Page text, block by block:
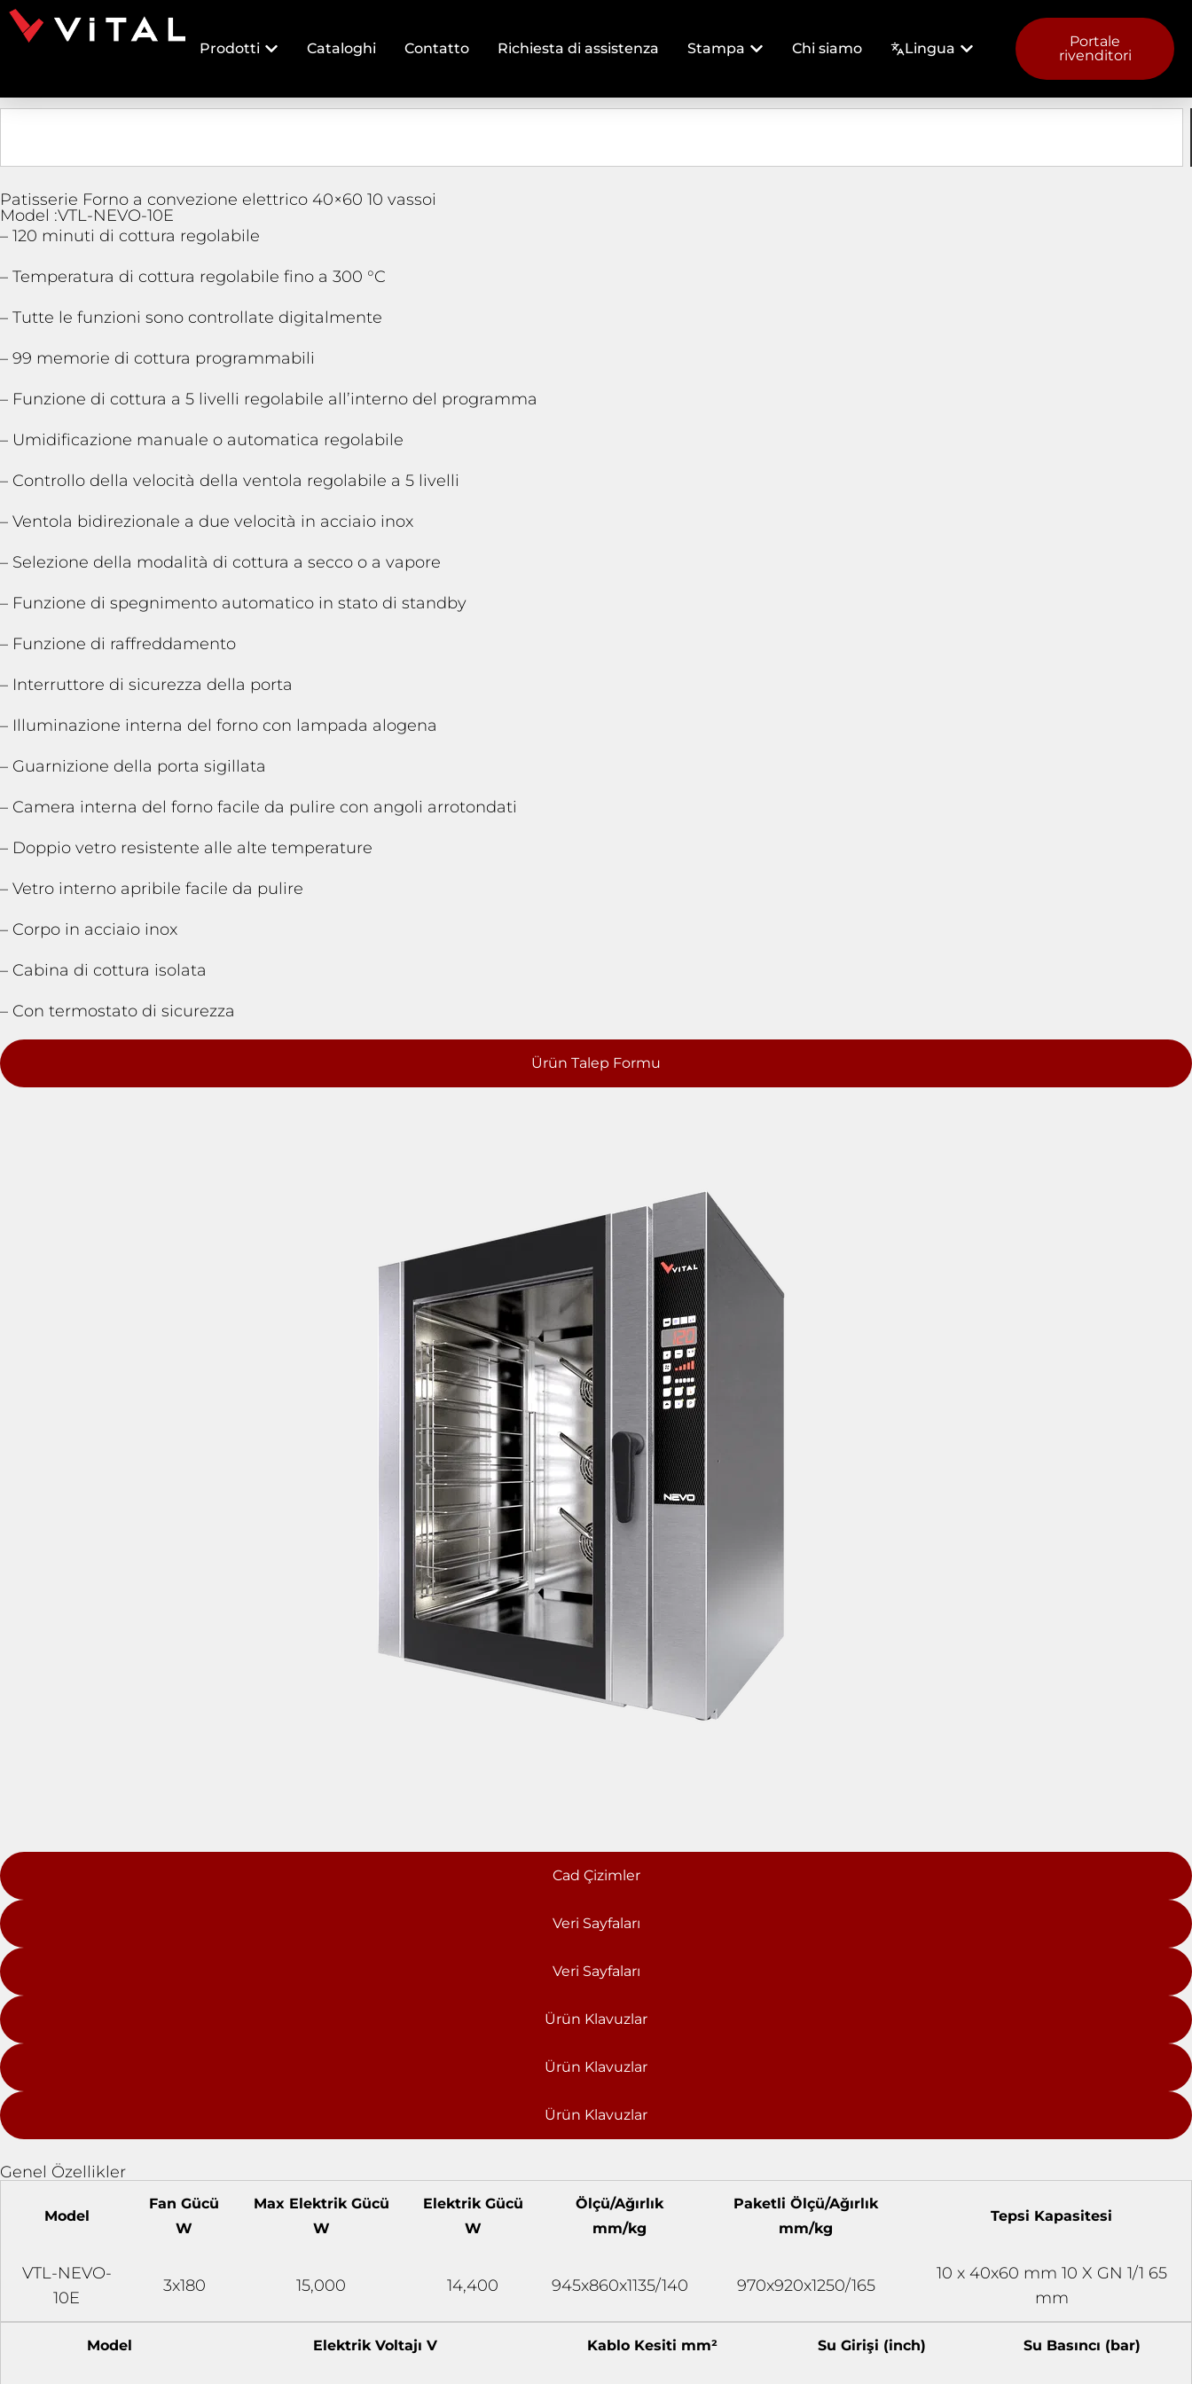
Prodotti Cataloghi Contatto Richiesta di assistenza Stampa Chi siamo Lingua
Portale
rivenditori
Patisserie Forno a convezione elettrico 40×60 10 vassoi
Model :VTL-NEVO-10E
– 120 minuti di cottura regolabile
– Temperatura di cottura regolabile fino a 300 °C
– Tutte le funzioni sono controllate digitalmente
– 99 memorie di cottura programmabili
– Funzione di cottura a 5 livelli regolabile all’interno del programma
– Umidificazione manuale o automatica regolabile
– Controllo della velocità della ventola regolabile a 5 livelli
– Ventola bidirezionale a due velocità in acciaio inox
– Selezione della modalità di cottura a secco o a vapore
– Funzione di spegnimento automatico in stato di standby
– Funzione di raffreddamento
– Interruttore di sicurezza della porta
– Illuminazione interna del forno con lampada alogena
– Guarnizione della porta sigillata
– Camera interna del forno facile da pulire con angoli arrotondati
– Doppio vetro resistente alle alte temperature
– Vetro interno apribile facile da pulire
– Corpo in acciaio inox
– Cabina di cottura isolata
– Con termostato di sicurezza
Ürün Talep Formu
Cad Çizimler
Veri Sayfaları
Veri Sayfaları
Ürün Klavuzlar
Ürün Klavuzlar
Ürün Klavuzlar
Genel Özellikler
Model
Fan Gücü
W
Max Elektrik Gücü
W
Elektrik Gücü
W
Ölçü/Ağırlık
mm/kg
Paketli Ölçü/Ağırlık
mm/kg
Tepsi Kapasitesi
VTL-NEVO-
10E
3x180 15,000 14,400 945x860x1135/140 970x920x1250/165
10 x 40x60 mm 10 X GN 1/1 65
mm
Model Elektrik Voltajı V Kablo Kesiti mm² Su Girişi (inch) Su Basıncı (bar)